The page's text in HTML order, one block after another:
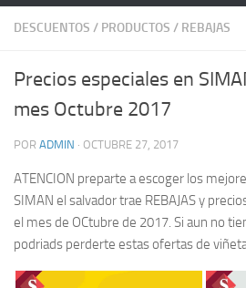
DESCUENTOS / PRODUCTOS / REBAJAS
Precios especiales en
mes Octubre 2017
POR ADMIN · OCTUBRE 27, 2017
ATENCION preparte a escoger los
SIMAN el salvador trae REBAJAS y
el mes de OCtubre de 2017. Si aun no
podriads perderte estas ofertas de